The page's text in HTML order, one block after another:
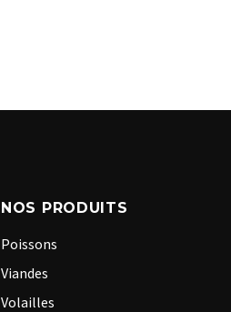
NOS PRODUITS
Poissons
Viandes
Volailles